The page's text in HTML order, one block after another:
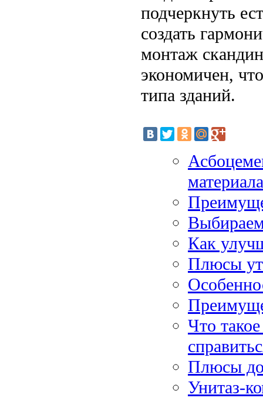
подчеркнуть
создать
монтаж
экономичен,
типа зданий.
материала
Как
Плюсы
Что
Плюсы
Унитаз-